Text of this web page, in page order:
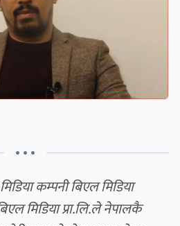
• • •
कम्पनी बिएल मिडिया
मिडिया प्रा.लि.ले नेपालकै